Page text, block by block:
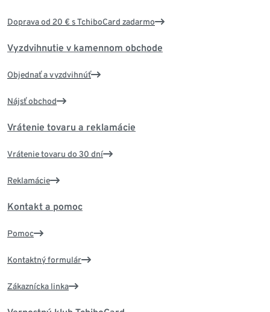
Doprava od 20 € s TchiboCard zadarmo
Vyzdvihnutie v kamennom obchode
Objednať a vyzdvihnúť
Nájsť obchod
Vrátenie tovaru a reklamácie
Vrátenie tovaru do 30 dní
Reklamácie
Kontakt a pomoc
Pomoc
Kontaktný formulár
Zákaznícka linka